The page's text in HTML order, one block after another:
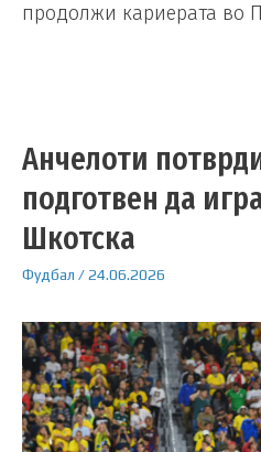
продолжи кариерата во
Анчелоти
подготвен да
Шкотска
Фудбал /24.06.2026